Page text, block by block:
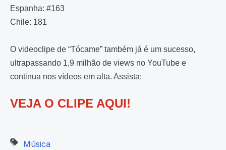
Espanha: #163
Chile: 181
O videoclipe de “Tócame” também já é um sucesso,
ultrapassando 1,9 milhão de views no YouTube e
continua nos vídeos em alta. Assista:
VEJA O CLIPE AQUI!
Música